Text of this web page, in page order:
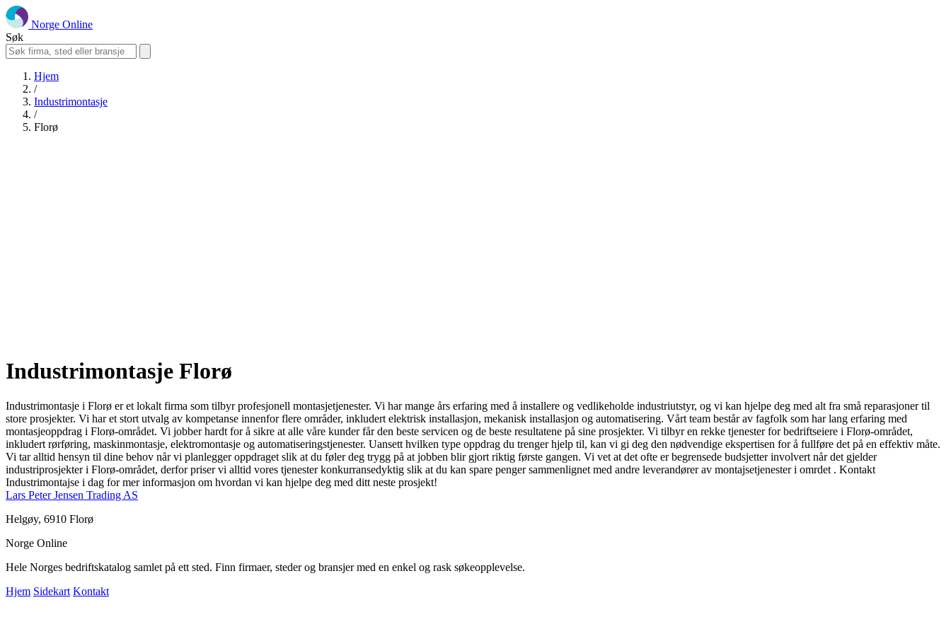
Norge Online
Søk
Hjem
/
Industrimontasje
/
Florø
Industrimontasje Florø
Industrimontasje i Florø er et lokalt firma som tilbyr profesjonell montasjetjenester. Vi har mange års erfaring med å installere og vedlikeholde industriutstyr, og vi kan hjelpe deg med alt fra små reparasjoner til
store prosjekter. Vi har et stort utvalg av kompetanse innenfor flere områder, inkludert elektrisk installasjon, mekanisk installasjon og automatisering. Vårt team består av fagfolk som har lang erfaring med
montasjeoppdrag i Florø-området. Vi jobber hardt for å sikre at alle våre kunder får den beste servicen og de beste resultatene på sine prosjekter. Vi tilbyr en rekke tjenester for bedriftseiere i Florø-området,
inkludert rørføring, maskinmontasje, elektromontasje og automatiseringstjenester. Uansett hvilken type oppdrag du trenger hjelp til, kan vi gi deg den nødvendige ekspertisen for å fullføre det på en effektiv måte.
Vi tar alltid hensyn til dine behov når vi planlegger oppdraget slik at du føler deg trygg på at jobben blir gjort riktig første gangen. Vi vet at det ofte er begrensede budsjetter involvert når det gjelder
industriprosjekter i Florø-området, derfor priser vi alltid vores tjenester konkurransedyktig slik at du kan spare penger sammenlignet med andre leverandører av montajsetjenester i omrdet . Kontakt
Industrimontajse i dag for mer informasjon om hvordan vi kan hjelpe deg med ditt neste prosjekt!
Lars Peter Jensen Trading AS
Helgøy, 6910 Florø
Norge Online
Hele Norges bedriftskatalog samlet på ett sted. Finn firmaer, steder og bransjer med en enkel og rask søkeopplevelse.
Hjem Sidekart Kontakt